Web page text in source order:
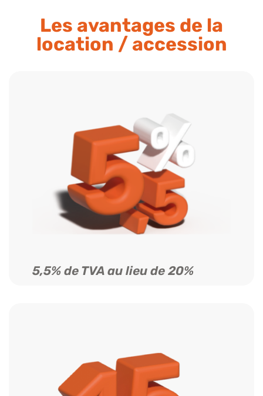
Les avantages de la
location / accession
5,5% de TVA au lieu de 20%